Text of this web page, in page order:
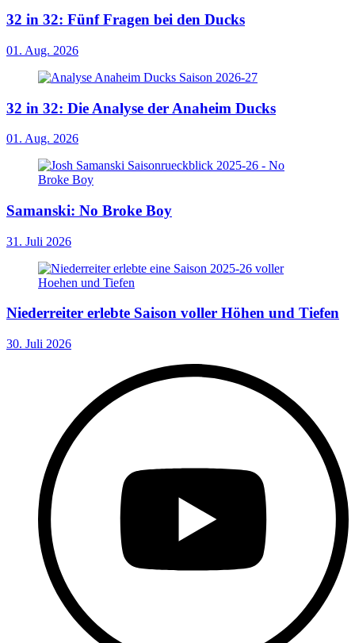
32 in 32: Fünf Fragen bei den Ducks
01. Aug. 2026
32 in 32: Die Analyse der Anaheim Ducks
01. Aug. 2026
Samanski: No Broke Boy
31. Juli 2026
Niederreiter erlebte Saison voller Höhen und Tiefen
30. Juli 2026